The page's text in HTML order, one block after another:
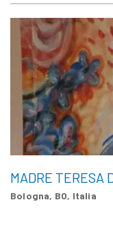
MADRE TERESA
Bologna, BO, Italia